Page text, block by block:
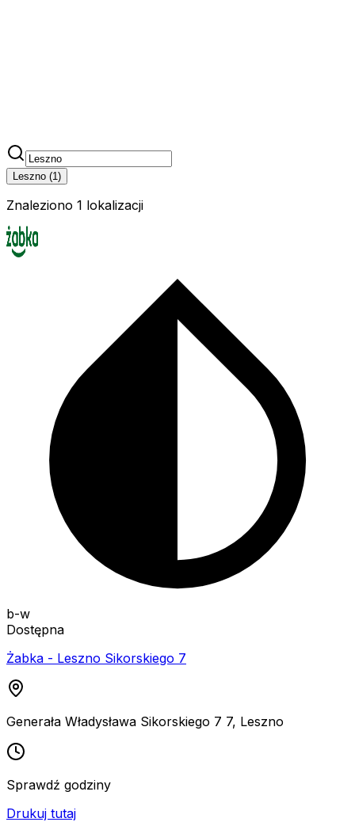
Leszno (1)
Znaleziono 1 lokalizacji
b-w
Dostępna
Żabka - Leszno Sikorskiego 7
Generała Władysława Sikorskiego 7 7, Leszno
Sprawdź godziny
Drukuj tutaj